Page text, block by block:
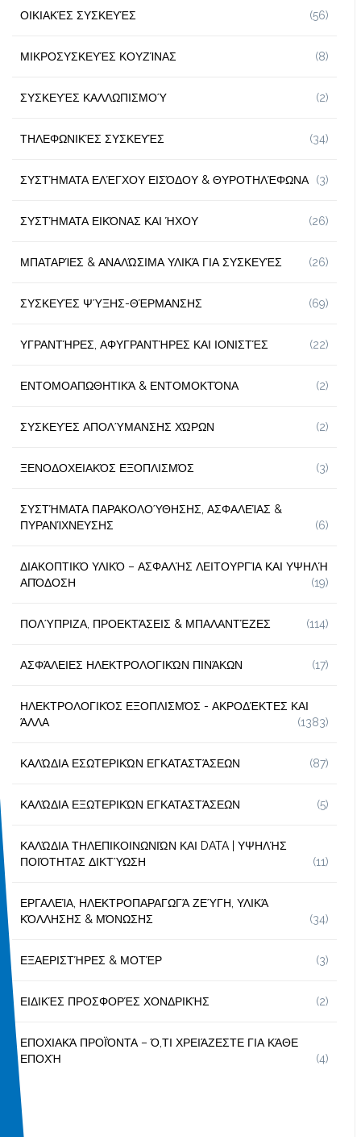
ΟΙΚΙΑΚΈΣ ΣΥΣΚΕΥΈΣ
(56)
ΜΙΚΡΟΣΥΣΚΕΥΈΣ ΚΟΥΖΊΝΑΣ (8)
ΣΥΣΚΕΥΈΣ ΚΑΛΛΩΠΙΣΜΟΎ (2)
ΤΗΛΕΦΩΝΙΚΈΣ ΣΥΣΚΕΥΈΣ (34)
ΣΥΣΤΉΜΑΤΑ ΕΛΈΓΧΟΥ ΕΙΣΌΔΟΥ & ΘΥΡΟΤΗΛΈΦΩΝΑ (3)
ΣΥΣΤΉΜΑΤΑ ΕΙΚΌΝΑΣ ΚΑΙ ΉΧΟΥ (26)
ΜΠΑΤΑΡΊΕΣ & ΑΝΑΛΏΣΙΜΑ ΥΛΙΚΆ ΓΙΑ ΣΥΣΚΕΥΈΣ (26)
ΣΥΣΚΕΥΈΣ ΨΎΞΗΣ-ΘΈΡΜΑΝΣΗΣ (69)
ΥΓΡΑΝΤΉΡΕΣ, ΑΦΥΓΡΑΝΤΉΡΕΣ ΚΑΙ ΙΟΝΙΣΤΈΣ (22)
ΕΝΤΟΜΟΑΠΩΘΗΤΙΚΆ & ΕΝΤΟΜΟΚΤΌΝΑ (2)
ΣΥΣΚΕΥΈΣ ΑΠΟΛΎΜΑΝΣΗΣ ΧΏΡΩΝ (2)
ΞΕΝΟΔΟΧΕΙΑΚΌΣ ΕΞΟΠΛΙΣΜΌΣ (3)
ΣΥΣΤΉΜΑΤΑ ΠΑΡΑΚΟΛΟΎΘΗΣΗΣ, ΑΣΦΑΛΕΊΑΣ &
ΠΥΡΑΝΊΧΝΕΥΣΗΣ
(6)
ΔΙΑΚΟΠΤΙΚΌ ΥΛΙΚΌ – ΑΣΦΑΛΉΣ ΛΕΙΤΟΥΡΓΊΑ ΚΑΙ ΥΨΗΛΉ
ΑΠΌΔΟΣΗ
(19)
ΠΟΛΎΠΡΙΖΑ, ΠΡΟΕΚΤΆΣΕΙΣ & ΜΠΑΛΑΝΤΈΖΕΣ (114)
ΑΣΦΆΛΕΙΕΣ ΗΛΕΚΤΡΟΛΟΓΙΚΏΝ ΠΙΝΆΚΩΝ (17)
ΗΛΕΚΤΡΟΛΟΓΙΚΌΣ ΕΞΟΠΛΙΣΜΌΣ - ΑΚΡΟΔΈΚΤΕΣ ΚΑΙ
ΆΛΛΑ
(1383)
ΚΑΛΏΔΙΑ ΕΣΩΤΕΡΙΚΏΝ ΕΓΚΑΤΑΣΤΆΣΕΩΝ (87)
ΚΑΛΏΔΙΑ ΕΞΩΤΕΡΙΚΏΝ ΕΓΚΑΤΑΣΤΆΣΕΩΝ (5)
ΚΑΛΏΔΙΑ ΤΗΛΕΠΙΚΟΙΝΩΝΙΏΝ ΚΑΙ DATA | ΥΨΗΛΉΣ
ΠΟΙΌΤΗΤΑΣ ΔΙΚΤΎΩΣΗ
(11)
ΕΡΓΑΛΕΊΑ, ΗΛΕΚΤΡΟΠΑΡΑΓΩΓΆ ΖΕΎΓΗ, ΥΛΙΚΆ
ΚΌΛΛΗΣΗΣ & ΜΌΝΩΣΗΣ
(34)
ΕΞΑΕΡΙΣΤΉΡΕΣ & ΜΟΤΈΡ (3)
ΕΙΔΙΚΈΣ ΠΡΟΣΦΟΡΈΣ ΧΟΝΔΡΙΚΉΣ (2)
ΕΠΟΧΙΑΚΆ ΠΡΟΪΌΝΤΑ – Ό,ΤΙ ΧΡΕΙΆΖΕΣΤΕ ΓΙΑ ΚΆΘΕ
ΕΠΟΧΉ
(4)